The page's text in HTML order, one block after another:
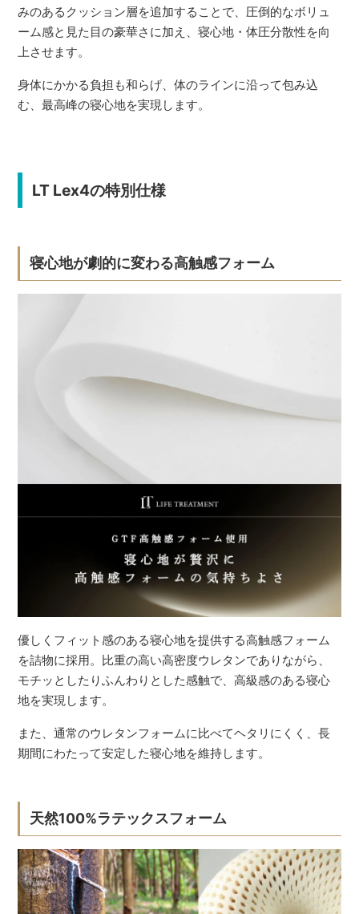
みのあるクッション層を追加することで、圧倒的なボリュ
ーム感と見た目の豪華さに加え、寝心地・体圧分散性を向
上させます。
身体にかかる負担も和らげ、体のラインに沿って包み込
む、最高峰の寝心地を実現します。
LT Lex4の特別仕様
寝心地が劇的に変わる高触感フォーム
優しくフィット感のある寝心地を提供する高触感フォーム
を詰物に採用。比重の高い高密度ウレタンでありながら、
モチッとしたりふんわりとした感触で、高級感のある寝心
地を実現します。
また、通常のウレタンフォームに比べてヘタリにくく、長
期間にわたって安定した寝心地を維持します。
天然100%ラテックスフォーム